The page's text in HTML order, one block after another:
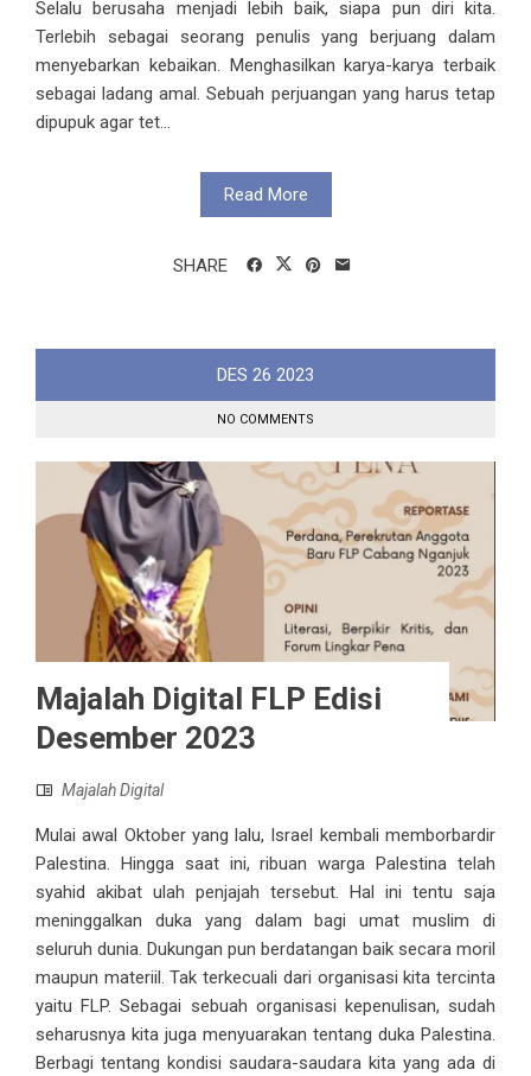
Selalu berusaha menjadi lebih baik, siapa pun diri kita.
Terlebih sebagai seorang penulis yang berjuang dalam
menyebarkan kebaikan. Menghasilkan karya-karya terbaik
sebagai ladang amal. Sebuah perjuangan yang harus tetap
dipupuk agar tet...
Read More
SHARE
DES 26 2023
NO COMMENTS
Majalah Digital FLP Edisi
Desember 2023
Majalah Digital
Mulai awal Oktober yang lalu, Israel kembali memborbardir
Palestina. Hingga saat ini, ribuan warga Palestina telah
syahid akibat ulah penjajah tersebut. Hal ini tentu saja
meninggalkan duka yang dalam bagi umat muslim di
seluruh dunia. Dukungan pun berdatangan baik secara moril
maupun materiil. Tak terkecuali dari organisasi kita tercinta
yaitu FLP. Sebagai sebuah organisasi kepenulisan, sudah
seharusnya kita juga menyuarakan tentang duka Palestina.
Berbagi tentang kondisi saudara-saudara kita yang ada di